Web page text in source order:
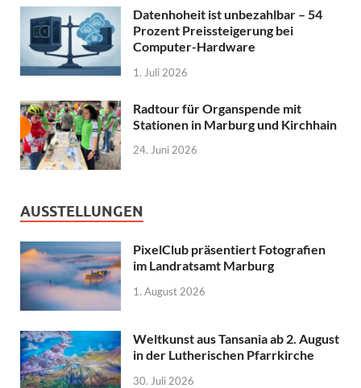
Datenhoheit ist unbezahlbar – 54
Prozent Preissteigerung bei
Computer-Hardware
1. Juli 2026
Radtour für Organspende mit
Stationen in Marburg und Kirchhain
24. Juni 2026
AUSSTELLUNGEN
PixelClub präsentiert Fotografien
im Landratsamt Marburg
1. August 2026
Weltkunst aus Tansania ab 2. August
in der Lutherischen Pfarrkirche
30. Juli 2026